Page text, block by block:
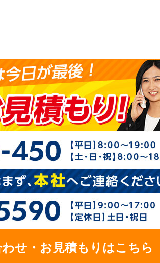
せ・お見積もりはこちら